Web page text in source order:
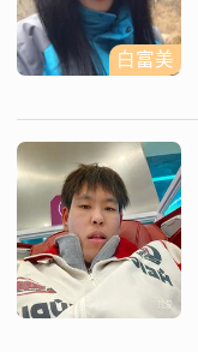
白富美